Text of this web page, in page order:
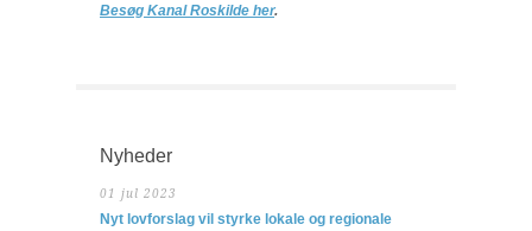
Besøg Kanal Roskilde her.
Nyheder
01 jul 2023
Nyt lovforslag vil styrke lokale og regionale